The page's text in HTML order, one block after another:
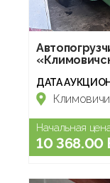
ДАТА
Начальная
10 368.00